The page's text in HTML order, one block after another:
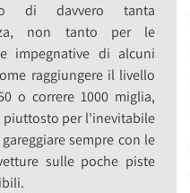
di davvero tanta
non tanto per le
impegnative di alcuni
raggiungere il livello
o correre 1000 miglia,
per l'inevitabile
sempre con le
sulle poche piste